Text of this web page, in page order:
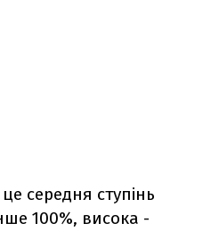
середня ступінь
100%, висока -